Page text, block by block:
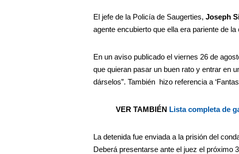
El jefe de la Policía de Saugerties, Joseph
agente encubierto que ella era pariente de la
En un aviso publicado el viernes 26 de
que quieran pasar un buen rato y entrar en
dárselos”. También hizo referencia a
VER TAMBIÉN Lista completa de
La detenida fue enviada a la prisión del
Deberá presentarse ante el juez el próximo